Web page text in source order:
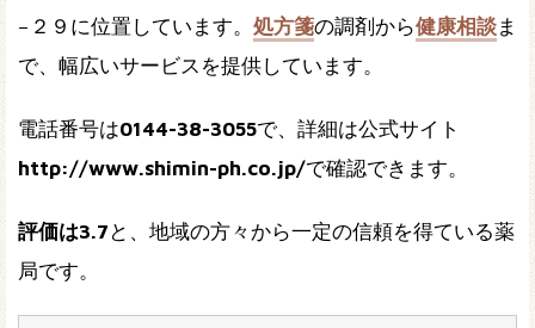
−２９に位置しています。 処方箋の調剤から健康相談ま
で、幅広いサービスを提供しています。
電話番号は0144-38-3055で、詳細は公式サイト
http://www.shimin-ph.co.jp/で確認できます。
評価は3.7 と、地域の方々から一定の信頼を得ている薬
局です。